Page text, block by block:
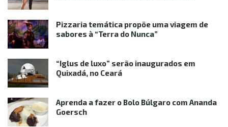
Pizzaria temática propõe uma viagem de
sabores à “Terra do Nunca”
“Iglus de luxo” serão inaugurados em
Quixadá, no Ceará
Aprenda a fazer o Bolo Búlgaro com Ananda
Goersch